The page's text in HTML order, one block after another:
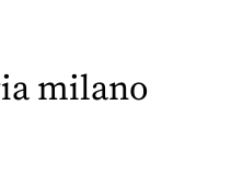
milano